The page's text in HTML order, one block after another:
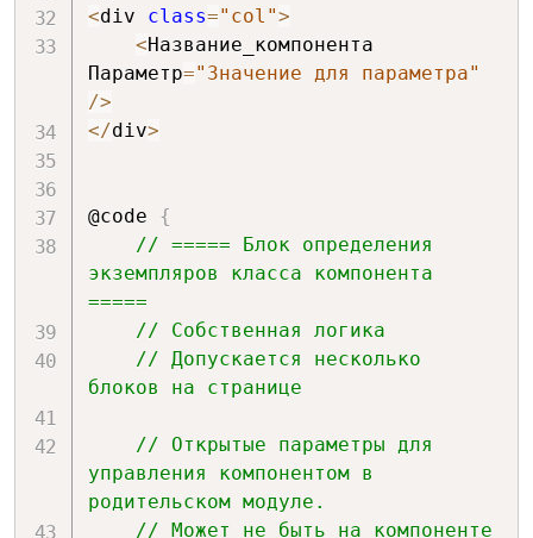
<div class="col">
<Название_компонента
Параметр="Значение для параметра"
/>
</div>
@code {
// ===== Блок определения
экземпляров класса компонента
=====
// Собственная логика
// Допускается несколько
блоков на странице
// Открытые параметры для
управления компонентом в
родительском модуле.
// Может не быть на компоненте